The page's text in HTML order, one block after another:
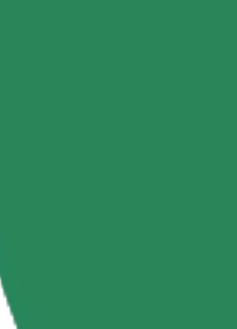
domácího mazlíčka. Psi